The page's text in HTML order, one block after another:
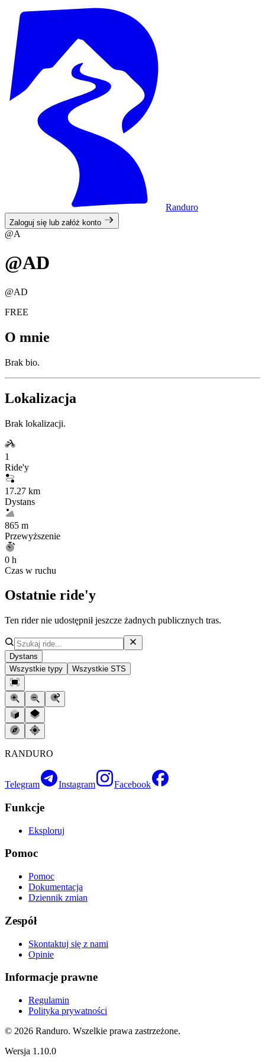
Randuro
Zaloguj się lub załóż konto
@A
@AD
@AD
FREE
O mnie
Brak bio.
Lokalizacja
Brak lokalizacji.
1
Ride'y
17.27 km
Dystans
865 m
Przewyższenie
0 h
Czas w ruchu
Ostatnie ride'y
Ten rider nie udostępnił jeszcze żadnych publicznych tras.
Dystans
Wszystkie typy
Wszystkie STS
RANDURO
Telegram Instagram Facebook
Funkcje
Eksploruj
Pomoc
Pomoc
Dokumentacja
Dziennik zmian
Zespół
Skontaktuj się z nami
Opinie
Informacje prawne
Regulamin
Polityka prywatności
© 2026 Randuro. Wszelkie prawa zastrzeżone.
Wersja 1.10.0